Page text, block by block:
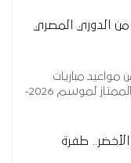
من الدوري المصري
مواعيد مباريات
الجولة الأولى من بطولة الدوري المصري الممتاز لموسم 2026-
طفرة